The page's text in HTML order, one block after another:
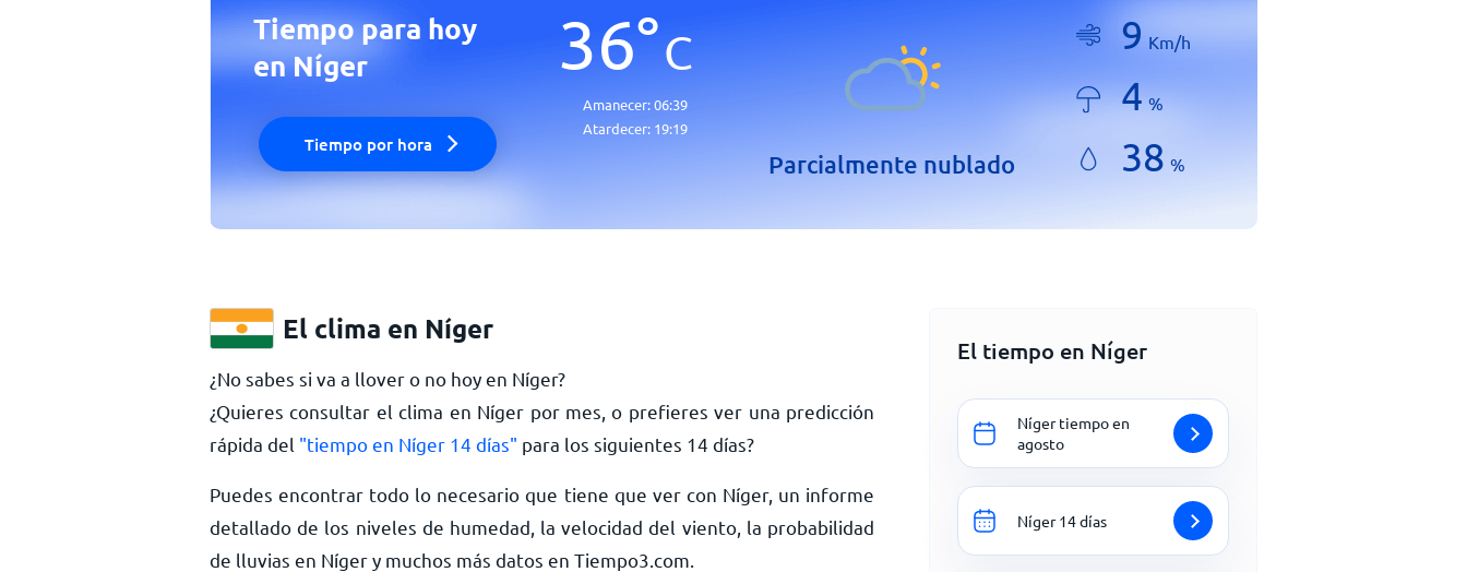
Tiempo para hoy
en Níger
Tiempo por hora
36°C
Amanecer:06:39
Atardecer: 19:19
Parcialmente nublado
9 Km/h
4 %
38 %
El clima en Níger
¿No sabes si va a llover o no hoy en Níger?
¿Quieres consultar el clima en Níger por mes, o prefieres ver una predicción
rápida del "tiempo en Níger 14 días" para los siguientes 14 días?
Puedes encontrar todo lo necesario que tiene que ver con Níger, un informe
detallado de los niveles de humedad, la velocidad del viento, la probabilidad
de lluvias en Níger y muchos más datos en Tiempo3.com.
El tiempo en Níger
Níger tiempo en
agosto
Níger 14 días